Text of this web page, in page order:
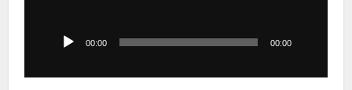
dźwiękowych00:00 00:00